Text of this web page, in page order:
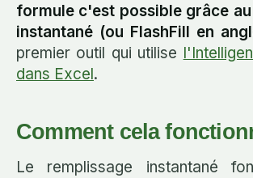
formule c'est possible grâce
instantané (ou FlashFill en
premier outil qui utilise
dans Excel.
Comment cela
Le remplissage instantané